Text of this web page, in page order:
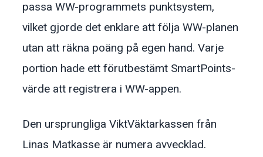
passa WW-programmets punktsystem,
vilket gjorde det enklare att följa WW-planen
utan att räkna poäng på egen hand. Varje
portion hade ett förutbestämt SmartPoints-
värde att registrera i WW-appen.
Den ursprungliga ViktVäktarkassen från
Linas Matkasse är numera avvecklad.